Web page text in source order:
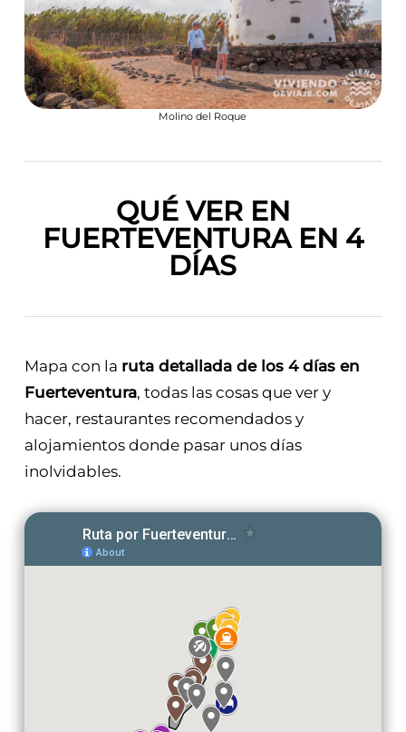
Molino del Roque
QUÉ VER EN
FUERTEVENTURA EN 4
DÍAS
Mapa con la ruta detallada de los 4 días en
Fuerteventura, todas las cosas que ver y
hacer, restaurantes recomendados y
alojamientos donde pasar unos días
inolvidables.